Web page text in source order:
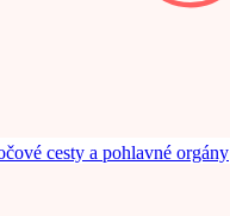
cesty a pohlavné orgány